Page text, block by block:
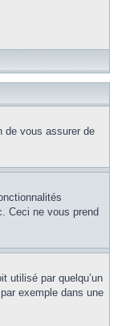
de vous assurer de
Ceci ne vous prend
utilisé par quelqu’un
exemple dans une